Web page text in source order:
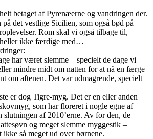
betaget af Pyrenæerne og vandringen der.
det vestlige Sicilien, som også bød på
Rom skal vi også tilbage til,
ikke færdige med…
har været slemme – specielt de dage vi
mindre midt om natten for at nå en færge
om aftenen. Det var udmagrende, specielt
er dog Tigre-myg. Det er en eller anden
som har floreret i nogle egne af
slutningen af 2010’erne. Av for den, de
og meget slemme myggestik –
så meget ud over børnene.